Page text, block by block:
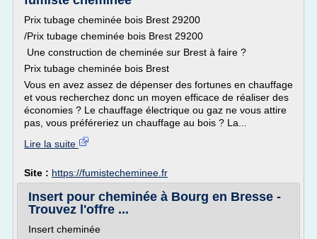
Prix tubage cheminée bois Brest 29200
/Prix tubage cheminée bois Brest 29200
Une construction de cheminée sur Brest à faire ?
Prix tubage cheminée bois Brest
Vous en avez assez de dépenser des fortunes en chauffage
et vous recherchez donc un moyen efficace de réaliser des
économies ? Le chauffage électrique ou gaz ne vous attire
pas, vous préféreriez un chauffage au bois ? La...
Lire la suite
Site : https://fumistecheminee.fr
Insert pour cheminée à Bourg en Bresse -
Trouvez l'offre ...
Insert cheminée